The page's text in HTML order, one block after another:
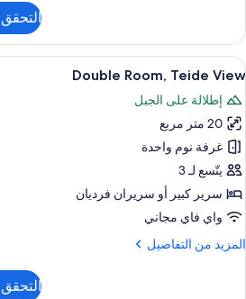
غرفة
مزدوجة
-
للبحر
استعراض
جميع
صور
Double
Room,
Teide
View
ميني
2
Double Room, Teide View
إطلالة على الجبل
20 متر مربع
غرفة نوم واحدة
يتّسع لـ 3
سرير كبير‫‬ أو سريران فرديان
واي فاي مجاني
المزيد من التفاصيل
المزيد